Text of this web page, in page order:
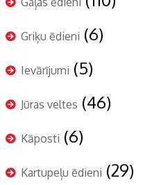
Griķu ēdieni (6)
Ievārījumi (5)
Jūras veltes (46)
Kāposti (6)
Kartupeļu ēdieni (29)